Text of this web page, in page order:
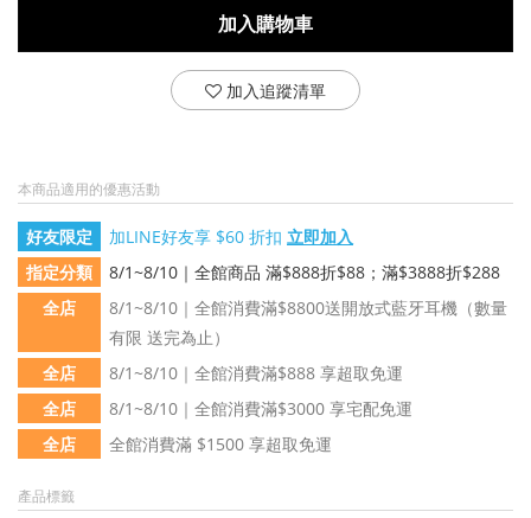
加入購物車
加入追蹤清單
本商品適用的優惠活動
好友限定 加LINE好友享 $60 折扣 立即加入
指定分類
8/1~8/10｜全館商品 滿$888折$88；滿$3888折$288
全店
8/1~8/10｜全館消費滿$8800送開放式藍牙耳機（數量
有限 送完為止）
全店
8/1~8/10｜全館消費滿$888 享超取免運
全店
8/1~8/10｜全館消費滿$3000 享宅配免運
全店
全館消費滿 $1500 享超取免運
產品標籤